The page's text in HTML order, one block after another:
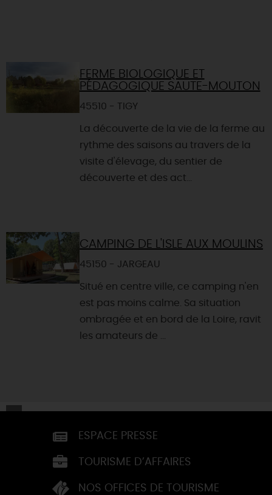
FERME BIOLOGIQUE ET
PÉDAGOGIQUE SAUTE-MOUTON
45510 - TIGY
La découverte de la vie de la ferme au
rythme des saisons au travers de la
visite d'élevage, du sentier de
découverte et des act...
CAMPING DE L'ISLE AUX MOULINS
45150 - JARGEAU
Situé en centre ville, ce camping n'en
est pas moins calme. Sa situation
ombragée et en bord de la Loire, ravit
les amateurs de ...
ESPACE PRESSE
TOURISME D’AFFAIRES
NOS OFFICES DE TOURISME